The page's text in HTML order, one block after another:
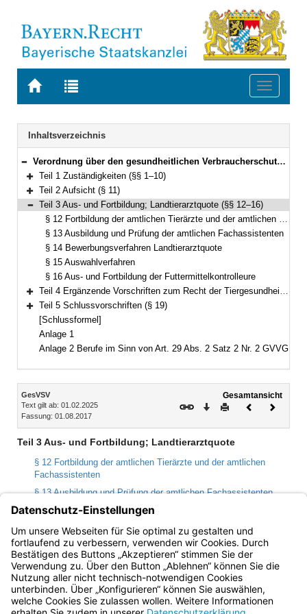
Zur
BAYERN.RECHT
Zur
letzten
Suche
Toggle
Navigation
Inhaltsverzeichnis
Bereich reduzieren
Verordnung über den gesundheitlichen Verbraucherschutz (Gesundheitlicher Verbraucherschutz-Verordnung – GesVSV) Vom 1. August 2017 (GVBl. S. 402) BayRS 2120-11-U (§§ 1–19)
Bereich erweitern
Teil 1 Zuständigkeiten (§§ 1–10)
Bereich erweitern
Teil 2 Aufsicht (§ 11)
Bereich reduzieren
Teil 3 Aus- und Fortbildung; Landtierarztquote (§§ 12–16)
§ 12 Fortbildung der amtlichen Tierärzte und der amtlichen Fachassistenten
§ 13 Ausbildung und Prüfung der amtlichen Fachassistenten
§ 14 Bewerbungsverfahren Landtierarztquote
§ 15 Auswahlverfahren
§ 16 Aus- und Fortbildung der Futtermittelkontrolleure
Bereich erweitern
Teil 4 Ergänzende Vorschriften zum Recht der Tiergesundheit (§§ 17–18)
Bereich erweitern
Teil 5 Schlussvorschriften (§ 19)
[Schlussformel]
Anlage 1
Anlage 2 Berufe im Sinn von Art. 29 Abs. 2 Satz 2 Nr. 2 GVVG
Inhalt
GesVSV
Text gilt ab: 01.02.2025
Fassung: 01.08.2017
Gesamtansicht
Download
DruckenVorheriges
Teil 3 Aus- und Fortbildung; Landtierarztquote
§ 12 Fortbildung der amtlichen Tierärzte und der amtlichen
Fachassistenten
§ 13 Ausbildung und Prüfung der amtlichen Fachassistenten
§ 14 Bewerbungsverfahren Landtierarztquote
§ 15 Auswahlverfahren
§ 16 Aus- und Fortbildung der Futtermittelkontrolleure
Bayern.de
BayernPortal